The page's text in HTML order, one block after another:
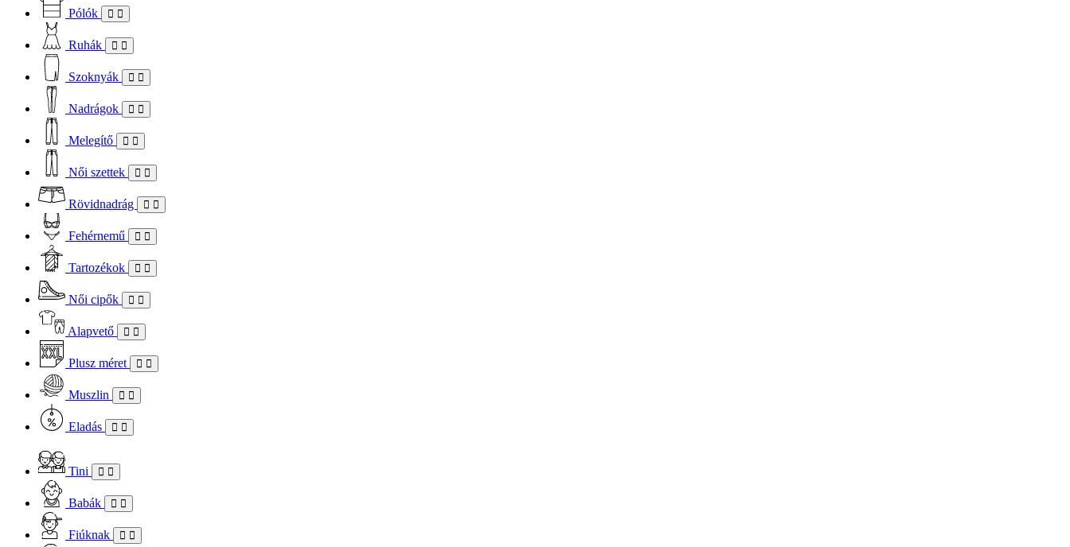
Pólók
Ruhák
Szoknyák
Nadrágok
Melegítő
Női szettek
Rövidnadrág
Fehérnemű
Tartozékok
Női cipők
Alapvető
Plusz méret
Muszlin
Eladás
Tini
Babák
Fiúknak